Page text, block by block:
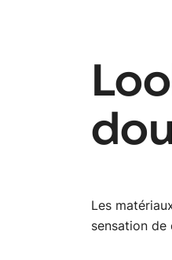
Les
sensation de